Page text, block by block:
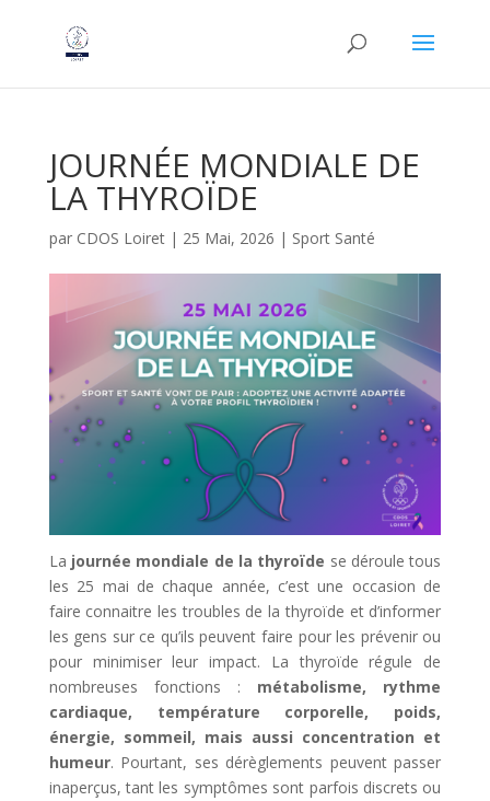
JOURNÉE MONDIALE DE
LA THYROÏDE
par CDOS Loiret| 25 Mai, 2026 | Sport Santé
La journée mondiale de la thyroïde se déroule tous
les 25 mai de chaque année, c’est une occasion de
faire connaitre les troubles de la thyroïde et d’informer
les gens sur ce qu’ils peuvent faire pour les prévenir ou
pour minimiser leur impact. La thyroïde régule de
nombreuses fonctions : métabolisme, rythme
cardiaque, température corporelle, poids,
énergie, sommeil, mais aussi concentration et
humeur. Pourtant, ses dérèglements peuvent passer
inaperçus, tant les symptômes sont parfois discrets ou